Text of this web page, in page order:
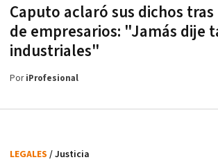
Caputo aclaró sus dichos
de empresarios: "Jamás dije
industriales"
PoriProfesional
LEGALES / Justicia